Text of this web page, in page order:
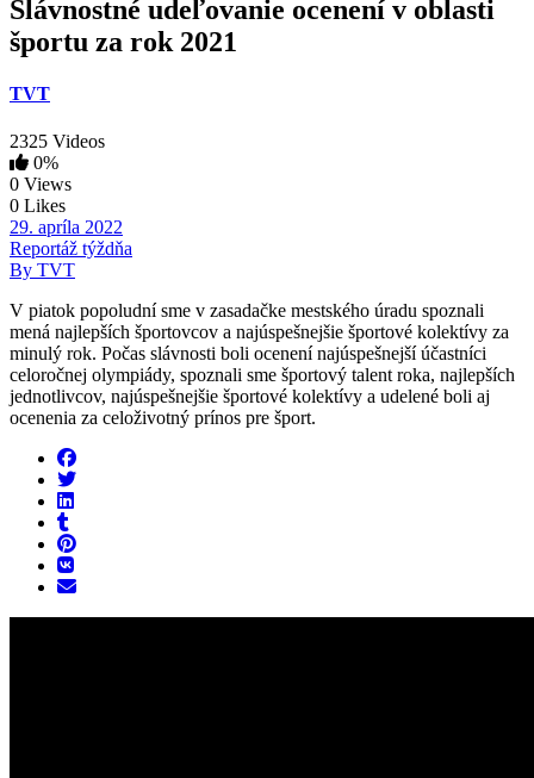
Slávnostné udeľovanie ocenení v oblasti
športu za rok 2021
TVT
2325 Videos
0%
0 Views
0 Likes
29. apríla 2022
Reportáž týždňa
By TVT
V piatok popoludní sme v zasadačke mestského úradu spoznali
mená najlepších športovcov a najúspešnejšie športové kolektívy za
minulý rok. Počas slávnosti boli ocenení najúspešnejší účastníci
celoročnej olympiády, spoznali sme športový talent roka, najlepších
jednotlivcov, najúspešnejšie športové kolektívy a udelené boli aj
ocenenia za celoživotný prínos pre šport.